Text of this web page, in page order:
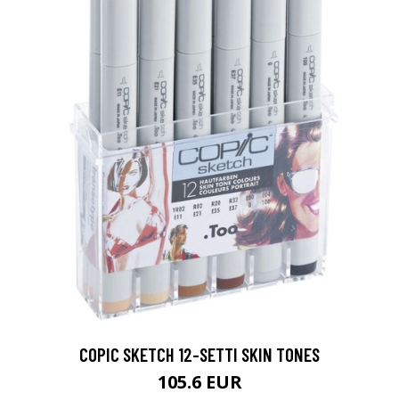
COPIC SKETCH 12-SETTI SKIN TONES
105.6 EUR